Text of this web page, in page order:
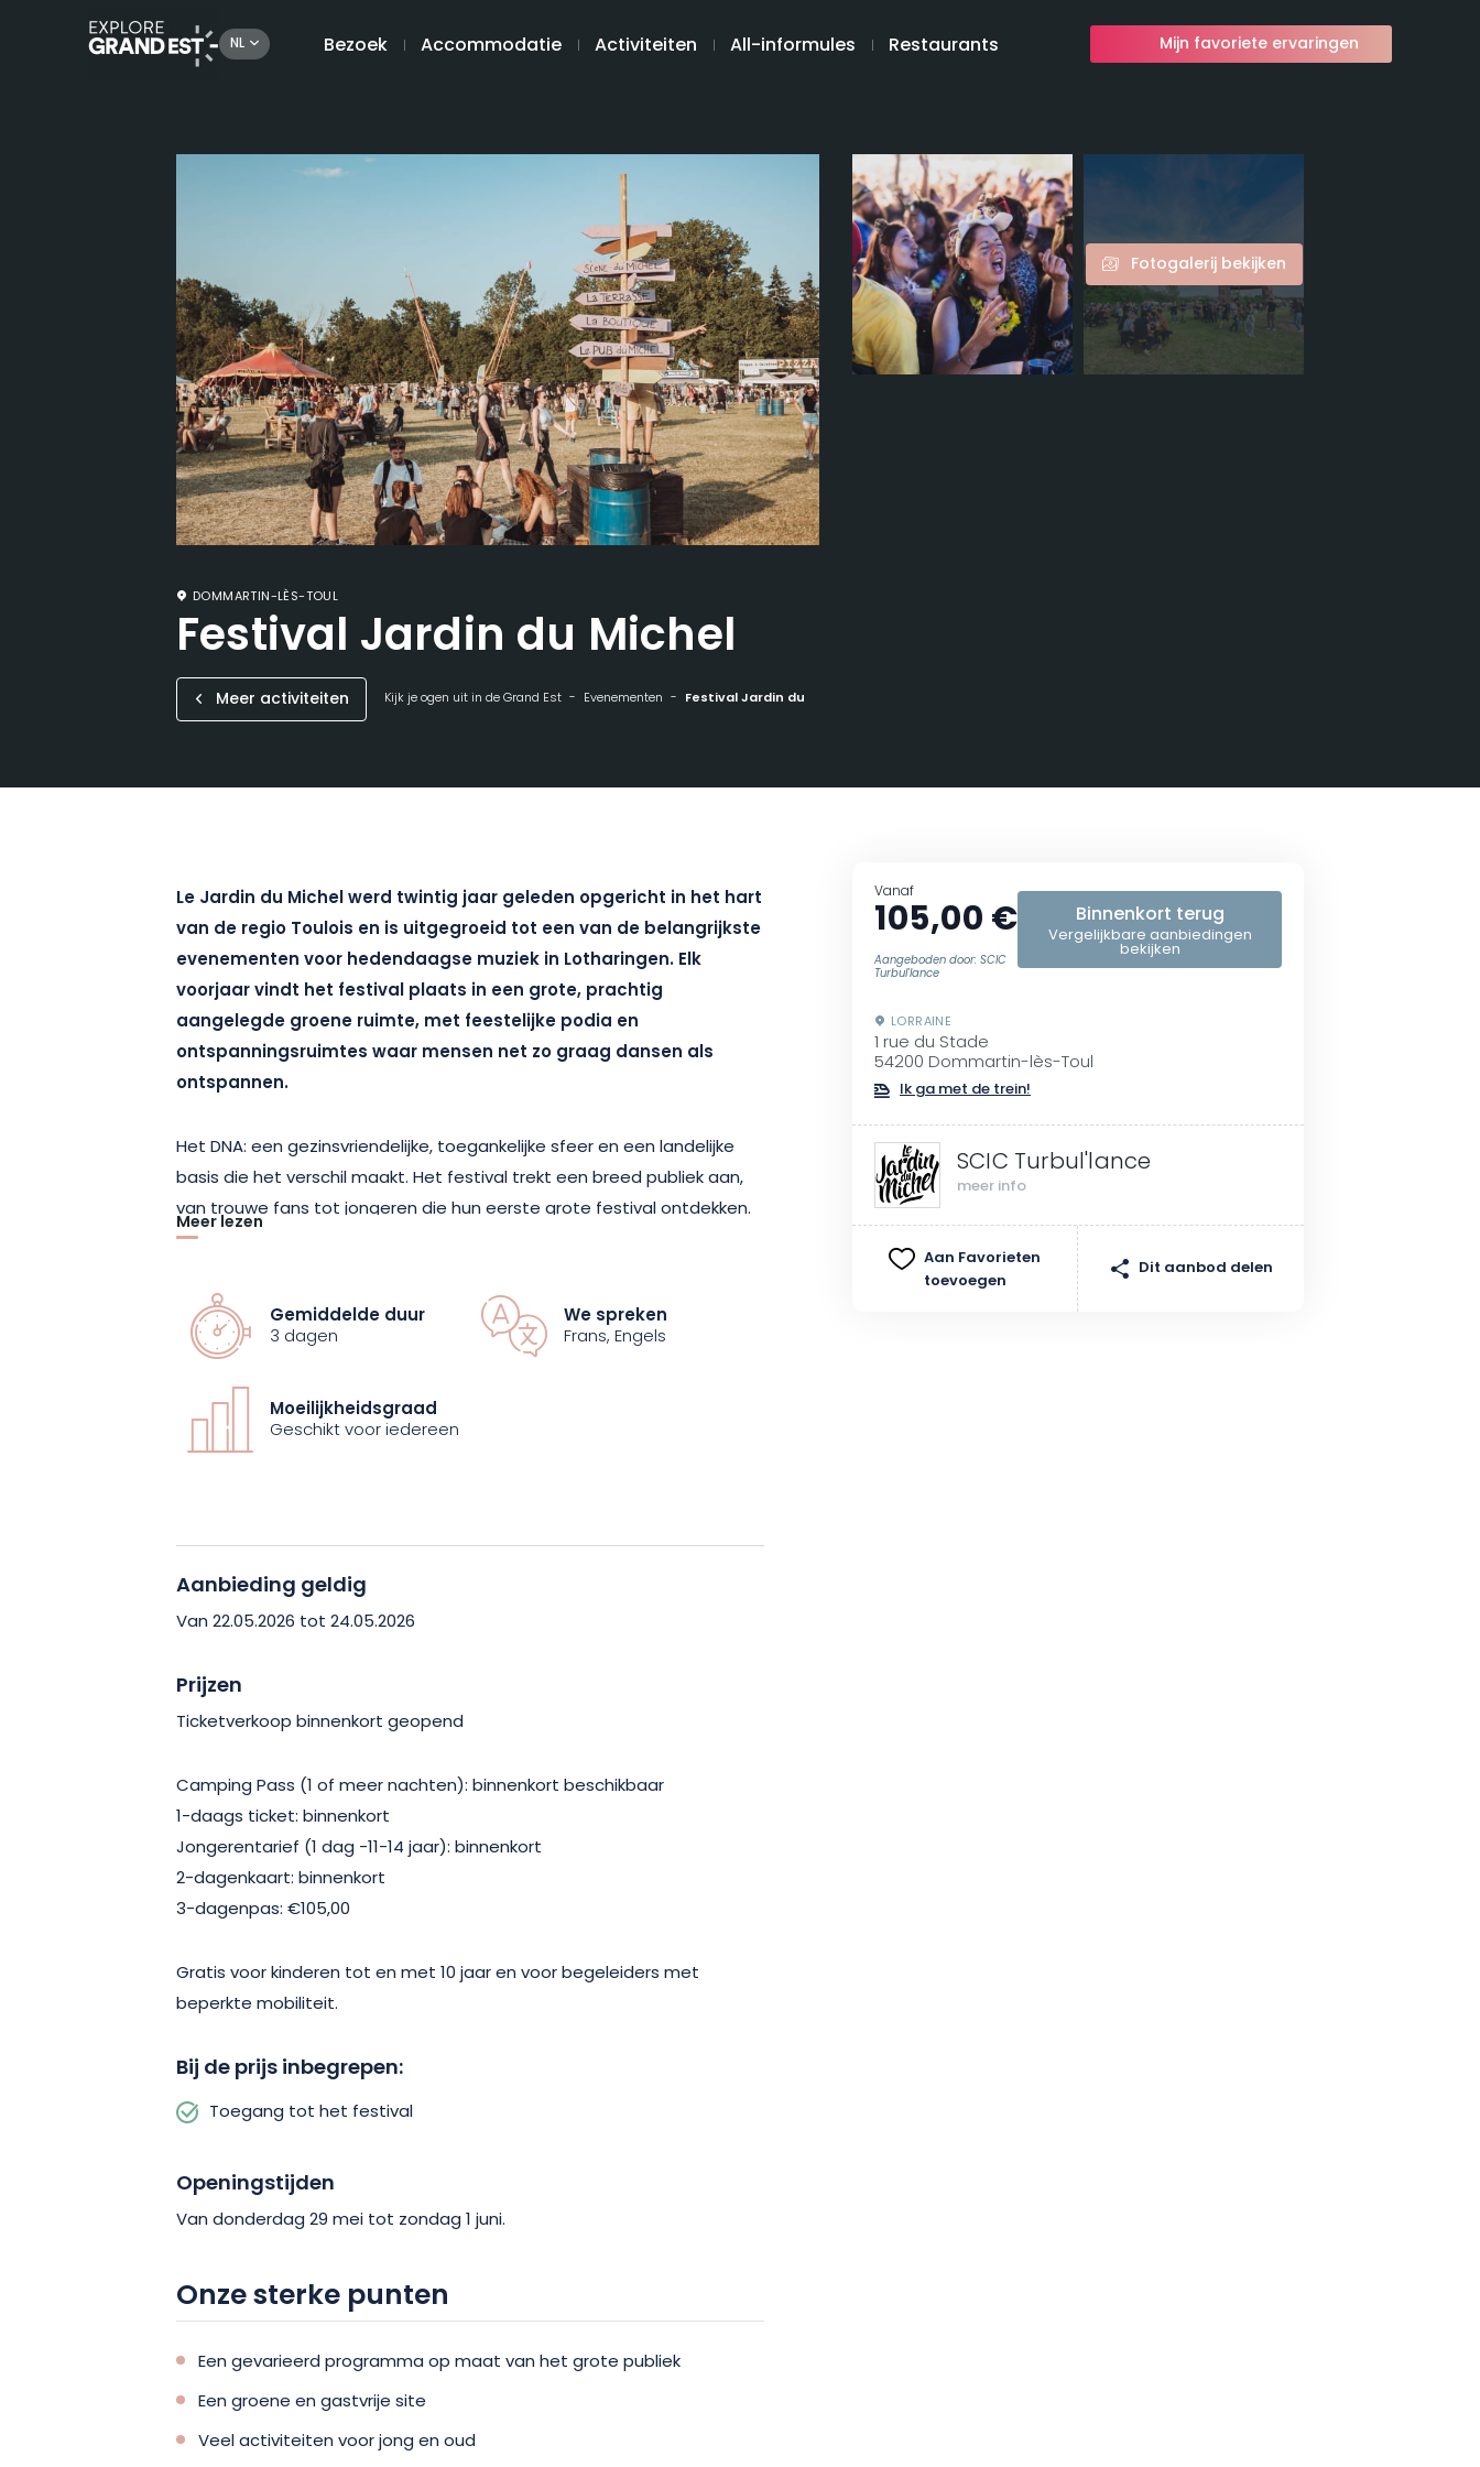
NL Bezoek Accommodatie Activiteiten All-informules Restaurants Mijn favoriete ervaringen
Fotogalerij bekijken
DOMMARTIN-LÈS-TOUL
Festival Jardin du Michel
Meer activiteiten Kijk je ogen uit in de Grand Est Evenementen Festival Jardin du Michel
Le Jardin du Michel werd twintig jaar geleden opgericht in het hart
van de regio Toulois en is uitgegroeid tot een van de belangrijkste
evenementen voor hedendaagse muziek in Lotharingen. Elk
voorjaar vindt het festival plaats in een grote, prachtig
aangelegde groene ruimte, met feestelijke podia en
ontspanningsruimtes waar mensen net zo graag dansen als
ontspannen.
Het DNA: een gezinsvriendelijke, toegankelijke sfeer en een landelijke
basis die het verschil maakt. Het festival trekt een breed publiek aan,
van trouwe fans tot jongeren die hun eerste grote festival ontdekken.
De ervaring wordt voortgezet op de camping, een geweldige plek voor
bijeenkomsten.
Wat muziek betreft is Le Jardin du Michel trots op zijn feestelijke
karakter, met nationale en internationale headliners zoals Manu Chao,
Cypress Hill, Sum 41, Alice Cooper, Tryo en Matmatah, en een
programma dat altijd gericht is op ontdekking en live energie.
Dommartin-lès-Toul. Tickets zijn nu verkrijgbaar bij Michel!
Meer lezen
Gemiddelde duur
3 dagen
We spreken
Frans, Engels
Moeilijkheidsgraad
Geschikt voor iedereen
Aanbieding geldig
Van 22.05.2026 tot 24.05.2026
Prijzen
Ticketverkoop binnenkort geopend
Camping Pass (1 of meer nachten): binnenkort beschikbaar
1-daags ticket: binnenkort
Jongerentarief (1 dag -11-14 jaar): binnenkort
2-dagenkaart: binnenkort
3-dagenpas: €105,00
Gratis voor kinderen tot en met 10 jaar en voor begeleiders met
beperkte mobiliteit.
Bij de prijs inbegrepen:
Toegang tot het festival
Openingstijden
Van donderdag 29 mei tot zondag 1 juni.
Onze sterke punten
Een gevarieerd programma op maat van het grote publiek
Een groene en gastvrije site
Veel activiteiten voor jong en oud
Vanaf
105,00 €
Aangeboden door: SCIC
Turbul'lance
Binnenkort terug
Vergelijkbare aanbiedingen
bekijken
LORRAINE
1 rue du Stade
54200 Dommartin-lès-Toul
Ik ga met de trein!
SCIC Turbul'lance
meer info
Aan Favorieten
toevoegen
Dit aanbod delen